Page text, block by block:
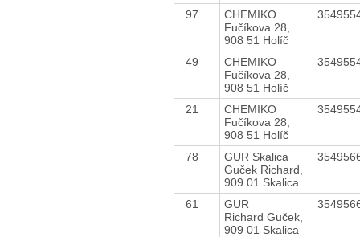
97
CHEMIKO
Fučíkova 28,
908 51 Holíč
49
CHEMIKO
Fučíkova 28,
908 51 Holíč
21
CHEMIKO
Fučíkova 28,
908 51 Holíč
78
GUR Skalica
Guček Richard,
909 01 Skalica
61
GUR
Richard Guček,
909 01 Skalica